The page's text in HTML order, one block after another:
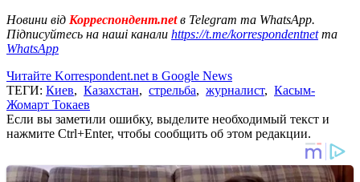
Новини від Корреспондент.netв Telegram та WhatsApp.
Підписуйтесь на наші канали https://t.me/korrespondentnetта
WhatsApp
Читайте Korrespondent.net в Google News
ТЕГИ: Киев, Казахстан, стрельба, журналист, Касым-
Жомарт Токаев
Если вы заметили ошибку, выделите необходимый текст и
нажмите Ctrl+Enter, чтобы сообщить об этом редакции.